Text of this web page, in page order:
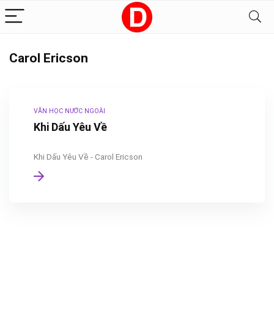
Carol Ericson
VĂN HỌC NƯỚC NGOÀI
Khi Dấu Yêu Về
Khi Dấu Yêu Về - Carol Ericson